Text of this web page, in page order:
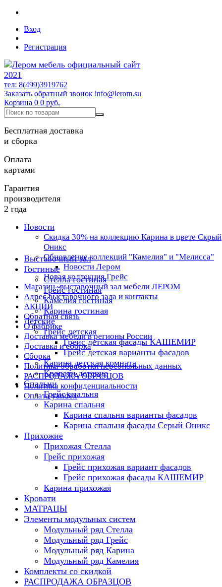
Вход
Регистрация
тел: 8(499)3919762
Заказать обратный звонок info@lerom.su
Корзина 0 0 руб.
Бесплатная доставка
и сборка
Оплата
картами
Гарантия
производителя
2 года
Новости
Скидка 30% на коллекцию Карина в цвете Скрый
Оникс
Обновление коллекций "Камелия" и "Мелисса"
Новости Лером
Новая коллекция Грейс
Магазин- выставочный зал мебели ЛЕРОМ
Адрес выставочного зала и контакты
АКЦИИ
Обратная связь
О фабрике
Доставка мебели в регионы России
Доставка и сборка
Сборка
Политика обработки персональных данных
РАСПРОДАЖА ОБРАЗЦОВ
Политика конфиденциальности
Оплата yandex
Выставочный зал
Гостиные
Стелла гостиная
Грейс гостиная
Камелия гостиная
Карина гостиная
Детские
Грейс детская
Грейс детская фасады КАШЕМИР
Грейс детская варианты фасадов
Карина детская комната
Кровати детские
Спальни
Грейс спальня
Карина спальня
Карина спальня варианты фасадов
Карина спальня фасады Серый Оникс
Прихожие
Прихожая Стелла
Грейс прихожая
Грейс прихожая вариант фасадов
Грейс прихожая фасады КАШЕМИР
Карина прихожая
Кровати
МАТРАЦЫ
Элементы модульных систем
Модульный ряд Стелла
Модульный ряд Грейс
Модульный ряд Карина
Модульный ряд Камелия
Комплекты со скидкой
РАСПРОДАЖА ОБРАЗЦОВ